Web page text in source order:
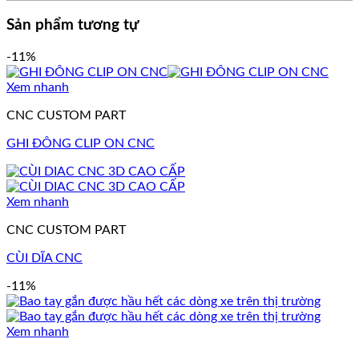
Sản phẩm tương tự
-11%
Xem nhanh
CNC CUSTOM PART
GHI ĐÔNG CLIP ON CNC
Xem nhanh
CNC CUSTOM PART
CÙI DĨA CNC
-11%
Xem nhanh